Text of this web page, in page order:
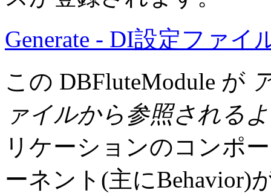
Generate - DI設定ファイ
この DBFluteModule が
ァイルから参照される
リケーションのコンポ
ーネント(主にBehavior)